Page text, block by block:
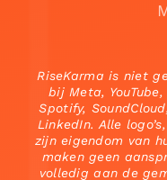
RiseKarma is niet
bij Meta,
Spotify,
LinkedIn. Alle
zijn eigendom van
maken geen
volledig aan de